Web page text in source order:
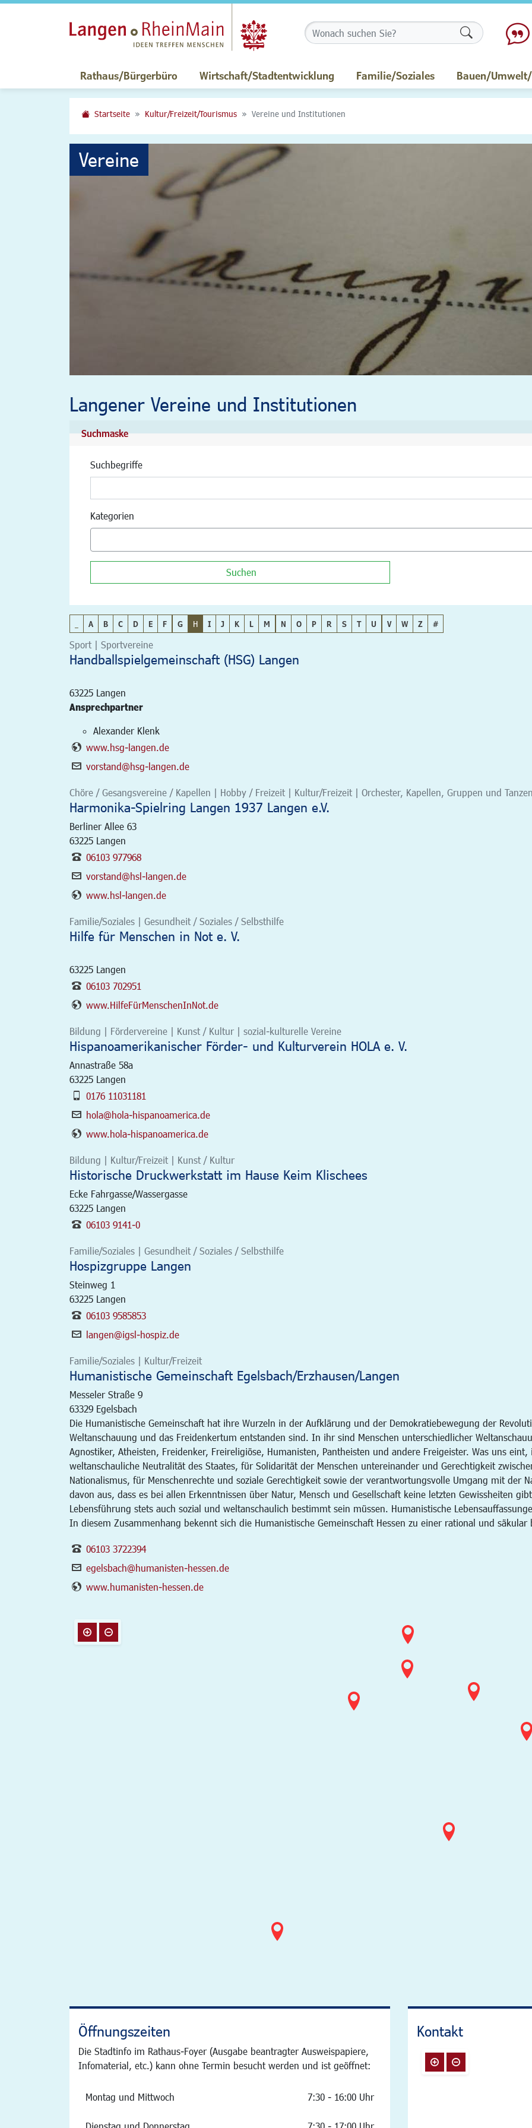
Rathaus/Bürgerbüro Wirtschaft/Stadtentwicklung Familie/Soziales Bauen/
Startseite Kultur/Freizeit/Tourismus Vereine und Institutionen
Vereine
Langener Vereine und Institutionen
Suchmaske
Suchbegriffe
Kategorien
Suchen
A B C D E F G H I J K L M N O P R S T U V W Z #
Sport | Sportvereine
Handballspielgemeinschaft (HSG) Langen
63225 Langen
Ansprechpartner
Alexander Klenk
www.hsg-langen.de
vorstand@hsg-langen.de
Chöre / Gesangsvereine / Kapellen | Hobby / Freizeit | Kultur/Freizeit | Orchester, Kapellen, Gruppen und
Harmonika-Spielring Langen 1937 Langen e.V.
Berliner Allee 63
63225 Langen
06103 977968
vorstand@hsl-langen.de
www.hsl-langen.de
Familie/Soziales | Gesundheit / Soziales / Selbsthilfe
Hilfe für Menschen in Not e. V.
63225 Langen
06103 702951
www.HilfeFürMenschenInNot.de
Bildung | Fördervereine | Kunst / Kultur | sozial-kulturelle Vereine
Hispanoamerikanischer Förder- und Kulturverein HOLA e. V.
Annastraße 58a
63225 Langen
0176 11031181
hola@hola-hispanoamerica.de
www.hola-hispanoamerica.de
Bildung | Kultur/Freizeit | Kunst / Kultur
Historische Druckwerkstatt im Hause Keim Klischees
Ecke Fahrgasse/Wassergasse
63225 Langen
06103 9141-0
Familie/Soziales | Gesundheit / Soziales / Selbsthilfe
Hospizgruppe Langen
Steinweg 1
63225 Langen
06103 9585853
langen@igsl-hospiz.de
Familie/Soziales | Kultur/Freizeit
Humanistische Gemeinschaft Egelsbach/Erzhausen/Langen
Messeler Straße 9
63329 Egelsbach
Die Humanistische Gemeinschaft hat ihre Wurzeln in der Aufklärung und der Demokratiebewegung der
Weltanschauung und das Freidenkertum entstanden sind. In ihr sind Menschen unterschiedlicher
Agnostiker, Atheisten, Freidenker, Freireligiöse, Humanisten, Pantheisten und andere Freigeister. Was uns
weltanschauliche Neutralität des Staates, für Solidarität der Menschen untereinander und Gerechtigkeit
Nationalismus, für Menschenrechte und soziale Gerechtigkeit sowie der verantwortungsvolle Umgang mit der
davon aus, dass es bei allen Erkenntnissen über Natur, Mensch und Gesellschaft keine letzten Gewissheiten
Lebensführung stets auch sozial und weltanschaulich bestimmt sein müssen. Humanistische
In diesem Zusammenhang bekennt sich die Humanistische Gemeinschaft Hessen zu einer rational und säkular
06103 3722394
egelsbach@humanisten-hessen.de
www.humanisten-hessen.de
Öffnungszeiten
Die Stadtinfo im Rathaus-Foyer (Ausgabe beantragter Ausweispapiere,
Infomaterial, etc.) kann ohne Termin besucht werden und ist geöffnet:
Montag und Mittwoch 7:30 - 16:00 Uhr
Kontakt